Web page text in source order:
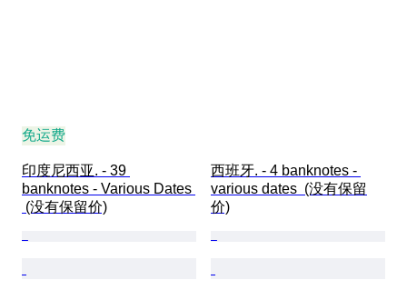
免运费
印度尼西亚. - 39
banknotes - Various Dates
(没有保留价)
西班牙. - 4 banknotes -
various dates  (没有保留
价)